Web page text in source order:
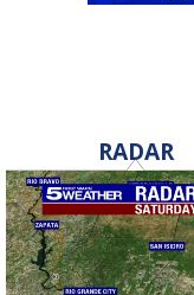
RADAR